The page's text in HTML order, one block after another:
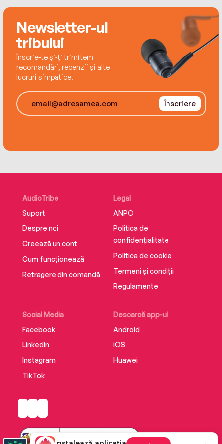
Newsletter-ul
tribului
Înscrie-te și-ți trimitem
recomandări, recenzii și alte
lucruri simpatice.
Înscriere
AudioTribe
Suport
Despre noi
Creează un cont
Cum funcționează
Retragere din comandă
Social Media
Facebook
LinkedIn
Instagram
TikTok
Descarcă app-ul
Android
iOS
Huawei
Legal
ANPC
Politica de
confidențialitate
Politica de cookie
Termeni și condiții
Regulamente